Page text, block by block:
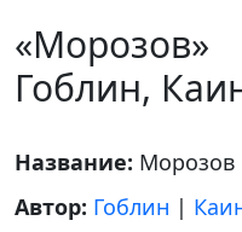
«Морозов»
Гоблин,
Название: Морозов
Автор: Гоблин |